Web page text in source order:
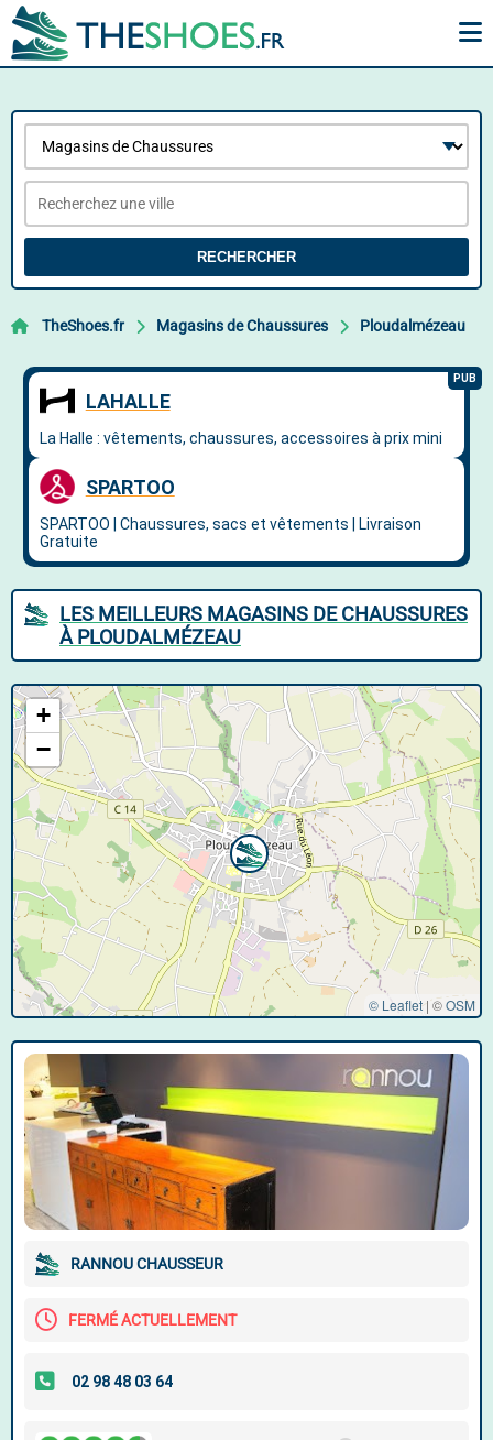
RECHERCHER
TheShoes.fr Magasins de Chaussures Ploudalmézeau
LES MEILLEURS MAGASINS DE CHAUSSURES
À PLOUDALMÉZEAU
+
−
© Leaflet|©OSM
RANNOU CHAUSSEUR
FERMÉ ACTUELLEMENT